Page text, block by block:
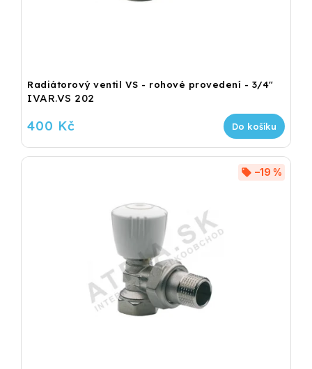
Radiátorový ventil VS - rohové provedení - 3/4"
IVAR.VS 202
400 Kč Do košíku
–19 %